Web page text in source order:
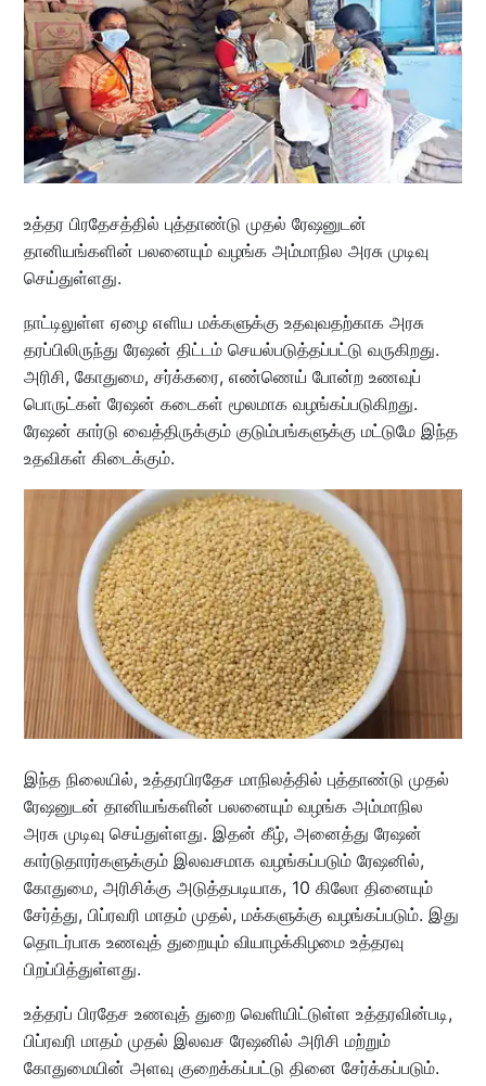
உத்தர பிரதேசத்தில் புத்தாண்டு முதல் ரேஷனுடன்
தானியங்களின் பலனையும் வழங்க அம்மாநில அரசு முடிவு
செய்துள்ளது.
நாட்டிலுள்ள ஏழை எளிய மக்களுக்கு உதவுவதற்காக அரசு
தரப்பிலிருந்து ரேஷன் திட்டம் செயல்படுத்தப்பட்டு வருகிறது.
அரிசி, கோதுமை, சர்க்கரை, எண்ணெய் போன்ற உணவுப்
பொருட்கள் ரேஷன் கடைகள் மூலமாக வழங்கப்படுகிறது.
ரேஷன் கார்டு வைத்திருக்கும் குடும்பங்களுக்கு மட்டுமே இந்த
உதவிகள் கிடைக்கும்.
இந்த நிலையில், உத்தரபிரதேச மாநிலத்தில் புத்தாண்டு முதல்
ரேஷனுடன் தானியங்களின் பலனையும் வழங்க அம்மாநில
அரசு முடிவு செய்துள்ளது. இதன் கீழ், அனைத்து ரேஷன்
கார்டுதாரர்களுக்கும் இலவசமாக வழங்கப்படும் ரேஷனில்,
கோதுமை, அரிசிக்கு அடுத்தபடியாக, 10 கிலோ தினையும்
சேர்த்து, பிப்ரவரி மாதம் முதல், மக்களுக்கு வழங்கப்படும். இது
தொடர்பாக உணவுத் துறையும் வியாழக்கிழமை உத்தரவு
பிறப்பித்துள்ளது.
உத்தரப் பிரதேச உணவுத் துறை வெளியிட்டுள்ள உத்தரவின்படி,
பிப்ரவரி மாதம் முதல் இலவச ரேஷனில் அரிசி மற்றும்
கோதுமையின் அளவு குறைக்கப்பட்டு தினை சேர்க்கப்படும்.